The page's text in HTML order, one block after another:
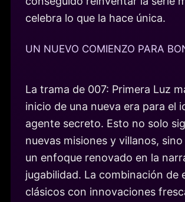
celebra lo que la hace única.
UN NUEVO COMIENZO PARA
La trama de 007: Primera Luz
inicio de una nueva era para el
agente secreto. Esto no solo
nuevas misiones y villanos,
un enfoque renovado en la
jugabilidad. La combinación de
clásicos con innovaciones